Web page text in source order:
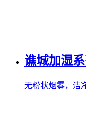
谯城加湿系
无粉状烟雾，洁